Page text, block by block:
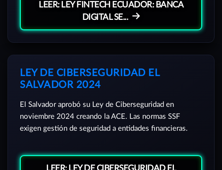
LEER: LEY FINTECH ECUADOR: BANCA
DIGITAL SE...
LEY DE CIBERSEGURIDAD EL
SALVADOR 2024
El Salvador aprobó su Ley de Ciberseguridad en
noviembre 2024 creando la ACE. Las normas SSF
exigen gestión de seguridad a entidades financieras.
LEER: LEY DE CIBERSEGURIDAD EL